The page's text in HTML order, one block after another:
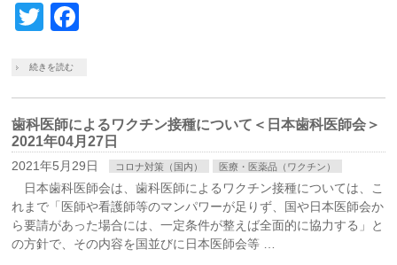
Twitter
続きを読む
歯科医師によるワクチン接種について＜日本歯科医師会＞
2021年04月27日
2021年5月29日 コロナ対策（国内） 医療・医薬品（ワクチン）
日本歯科医師会は、歯科医師によるワクチン接種については、こ
れまで「医師や看護師等のマンパワーが足りず、国や日本医師会か
ら要請があった場合には、一定条件が整えば全面的に協力する」と
の方針で、その内容を国並びに日本医師会等 …